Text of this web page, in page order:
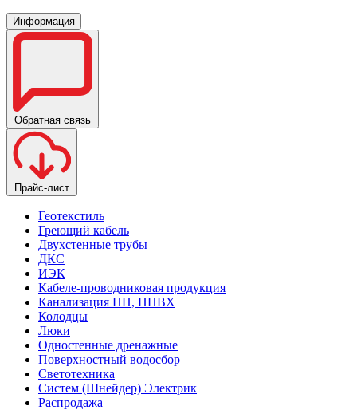
Информация
Обратная связь
Прайс-лист
Геотекстиль
Греющий кабель
Двухстенные трубы
ДКС
ИЭК
Кабеле-проводниковая продукция
Канализация ПП, НПВХ
Колодцы
Люки
Одностенные дренажные
Поверхностный водосбор
Светотехника
Систем (Шнейдер) Электрик
Распродажа